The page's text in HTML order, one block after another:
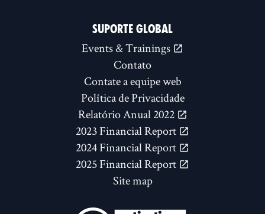
SUPORTE GLOBAL
Events & Trainings
Contato
Contate a equipe web
Política de Privacidade
Relatório Anual 2022
2023 Financial Report
2024 Financial Report
2025 Financial Report
Site map